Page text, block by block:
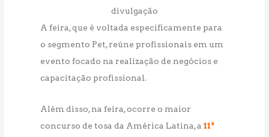
divulgação
A feira, que é voltada especificamente para
o segmento Pet, reúne profissionais em um
evento focado na realização de negócios e
capacitação profissional.
Além disso, na feira, ocorre o maior
concurso de tosa da América Latina, a11ª